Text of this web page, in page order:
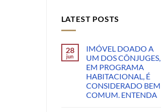
LATEST POSTS
28
jun
IMÓVEL DOADO A
UM DOS CÔNJUGES,
EM PROGRAMA
HABITACIONAL, É
CONSIDERADO BEM
COMUM. ENTENDA